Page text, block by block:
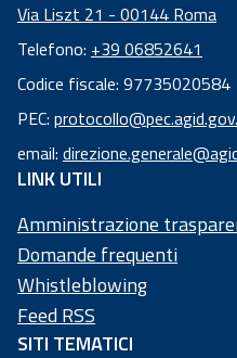
Via Liszt 21 - 00144 Roma
Telefono: +39 06852641
Codice fiscale: 97735020584
Codice
fiscale:
97
73
50
20
58
4
PEC:
email:
LINK UTILI
Amministrazione
Domande frequenti
Whistleblowing
Feed RSS
SITI TEMATICI